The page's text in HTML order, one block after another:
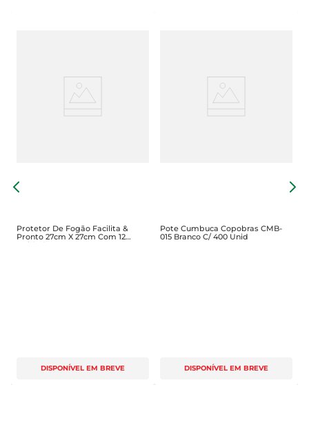
Protetor De Fogão Facilita &
Pronto 27cm X 27cm Com 12
Unidades
DISPONÍVEL EM BREVE
Pote Cumbuca Copobras CMB-
015 Branco C/ 400 Unid
DISPONÍVEL EM BREVE